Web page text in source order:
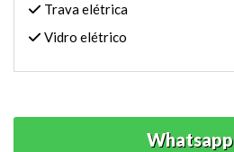
Trava elétrica
Vidro elétrico
Whatsapp